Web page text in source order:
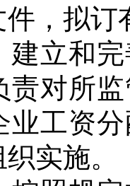
，拟订
和完
责对所
业工资
实施。